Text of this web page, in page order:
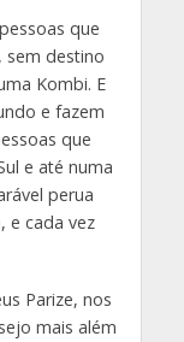
que
sem destino
Kombi. E
e fazem
que
e até numa
perua
e cada vez
Parize, nos
mais além